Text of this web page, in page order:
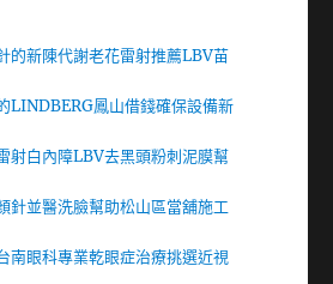
的新陳代謝老花雷射推薦LBV苗
LINDBERG鳳山借錢確保設備新
射白內障LBV去黑頭粉刺泥膜幫
針並醫洗臉幫助松山區當舖施工
南眼科專業乾眼症治療挑選近視